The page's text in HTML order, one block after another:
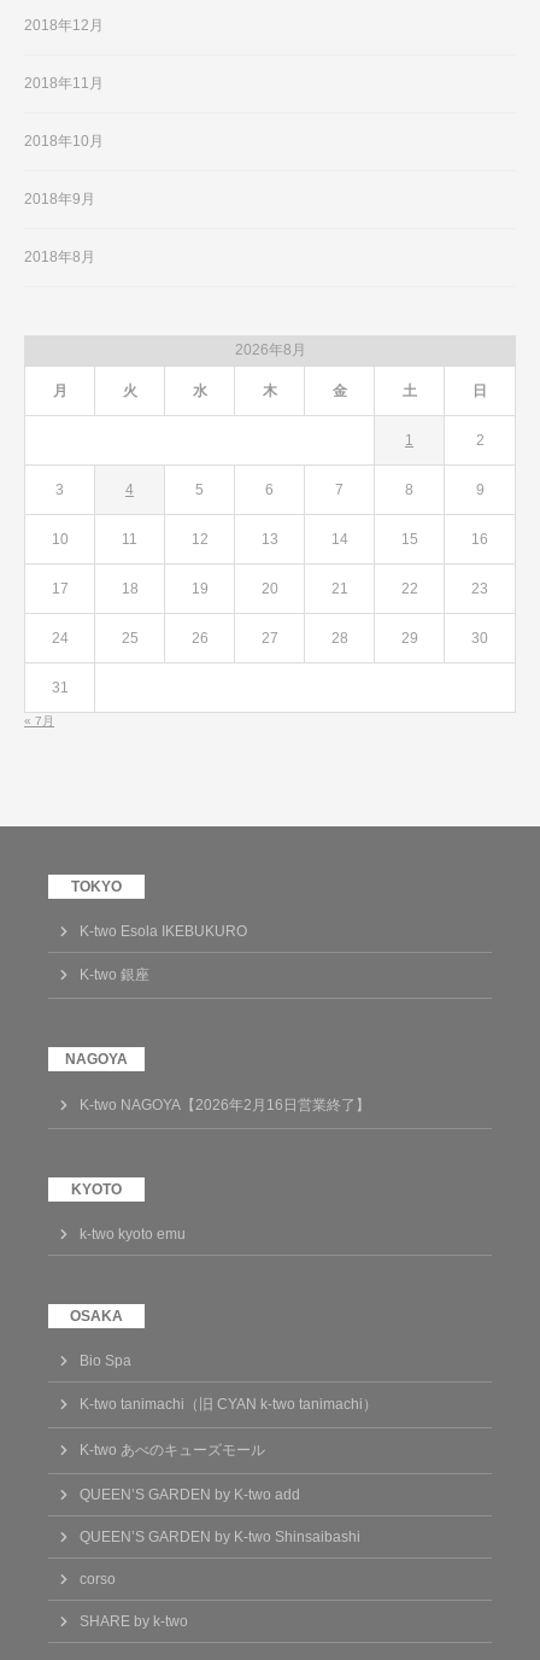
2018年12月
2018年11月
2018年10月
2018年9月
2018年8月
2026年8月
月 火 水 木 金 土 日
1 2
3 4 5 6 7 8 9
10 11 12 13 14 15 16
17 18 19 20 21 22 23
24 25 26 27 28 29 30
31
« 7月
K-two Esola IKEBUKURO
K-two 銀座
K-two NAGOYA【2026年2月16日営業終了】
k-two kyoto emu
Bio Spa
K-two tanimachi（旧 CYAN k-two tanimachi）
K-two あべのキューズモール
QUEEN’S GARDEN by K-two add
QUEEN’S GARDEN by K-two Shinsaibashi
corso
SHARE by k-two